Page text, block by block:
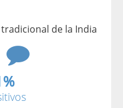
de la India